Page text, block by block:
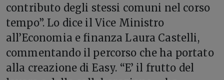
contributo degli stessi comuni nel corso
tempo”. Lo dice il Vice Ministro
all’Economia e finanza Laura Castelli,
commentando il percorso che ha portato
alla creazione di Easy. “E’ il frutto del